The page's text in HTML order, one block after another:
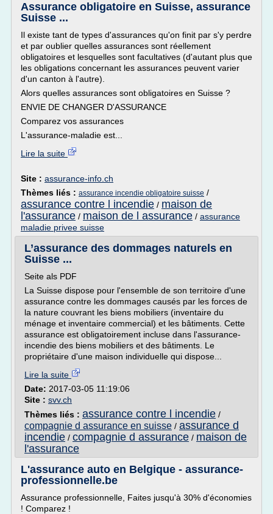
Assurance obligatoire en Suisse, assurance
Suisse ...
Il existe tant de types d'assurances qu'on finit par s'y perdre
et par oublier quelles assurances sont réellement
obligatoires et lesquelles sont facultatives (d'autant plus que
les obligations concernant les assurances peuvent varier
d'un canton à l'autre).
Alors quelles assurances sont obligatoires en Suisse ?
ENVIE DE CHANGER D'ASSURANCE
Comparez vos assurances
L'assurance-maladie est...
Lire la suite
Site : assurance-info.ch
Thèmes liés : assurance incendie obligatoire suisse /
assurance contre l incendie / maison de
l'assurance / maison de l assurance / assurance
maladie privee suisse
L’assurance des dommages naturels en
Suisse ...
Seite als PDF
La Suisse dispose pour l'ensemble de son territoire d'une
assurance contre les dommages causés par les forces de
la nature couvrant les biens mobiliers (inventaire du
ménage et inventaire commercial) et les bâtiments. Cette
assurance est obligatoirement incluse dans l'assurance-
incendie des biens mobiliers et des bâtiments. Le
propriétaire d'une maison individuelle qui dispose...
Lire la suite
Date: 2017-03-05 11:19:06
Site : svv.ch
Thèmes liés : assurance contre l incendie /
compagnie d assurance en suisse / assurance d
incendie / compagnie d assurance / maison de
l'assurance
L'assurance auto en Belgique - assurance-
professionnelle.be
Assurance professionnelle, Faites jusqu'à 30% d'économies
! Comparez !